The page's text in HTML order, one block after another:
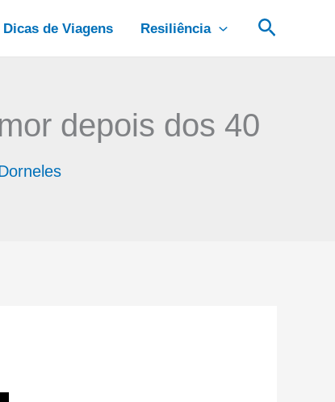
Dicas de Viagens Resiliência
depois dos 40